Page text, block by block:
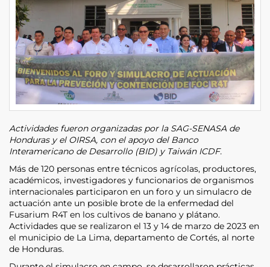
Actividades fueron organizadas por la SAG-SENASA de
Honduras y el OIRSA, con el apoyo del Banco
Interamericano de Desarrollo (BID) y Taiwán ICDF.
Más de 120 personas entre técnicos agrícolas, productores,
académicos, investigadores y funcionarios de organismos
internacionales participaron en un foro y un simulacro de
actuación ante un posible brote de la enfermedad del
Fusarium R4T en los cultivos de banano y plátano.
Actividades que se realizaron el 13 y 14 de marzo de 2023 en
el municipio de La Lima, departamento de Cortés, al norte
de Honduras.